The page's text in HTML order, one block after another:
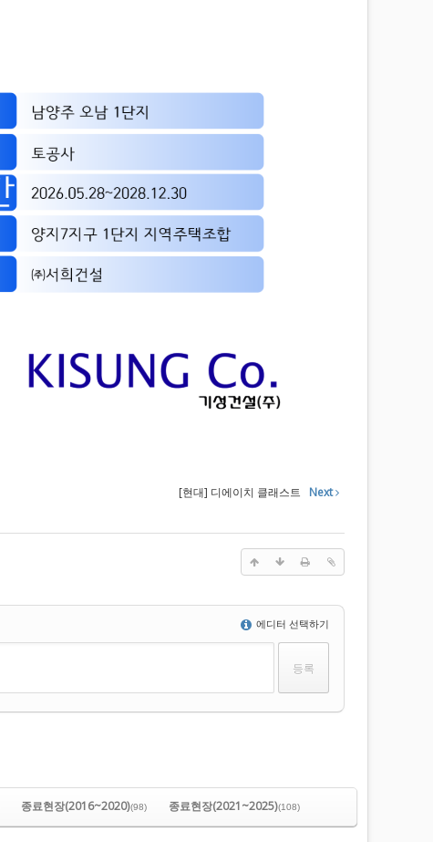
[현대] 디에이치 클래스트 Next
에디터 선택하기
종료현장(2016~2020)(98) 종료현장(2021~2025)(108)